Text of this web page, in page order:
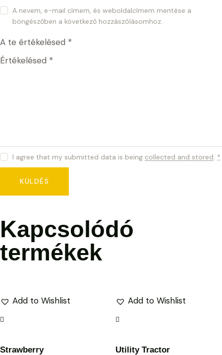
A nevem, e-mail címem, és weboldalcímem mentése a
böngészőben a következő hozzászólásomhoz.
A te értékelésed *
Értékelésed *
I agree that my submitted data is being collected and stored. *
Kapcsolódó
termékek
Add to Wishlist
Strawberry
Add to Wishlist
Utility Tractor